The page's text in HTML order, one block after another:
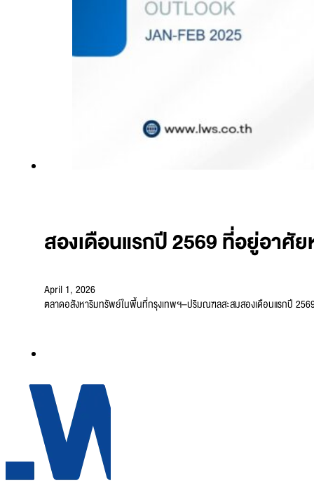
สองเดือนแรกปี 2569 ที่อยู่อาศั
April 1, 2026
ตลาดอสังหาริมทรัพย์ในพื้นที่กรุงเทพฯ–ปริมณฑลสะสมสองเดือนแรกปี